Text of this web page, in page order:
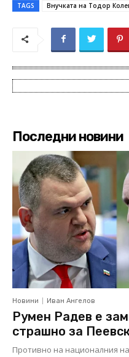
TAGS Внучката на Тодор
Последни новини
Новини Иван Ангелов
Румен Радев е
страшно за
Противно на националния